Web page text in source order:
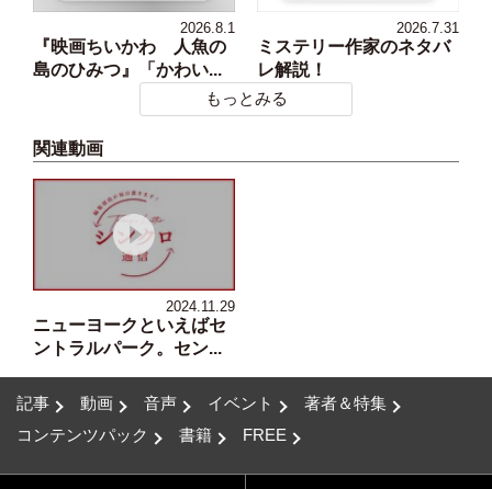
2026.8.1
『映画ちいかわ 人魚の
島のひみつ』「かわい...
2026.7.31
ミステリー作家のネタバ
レ解説！
もっとみる
関連動画
2024.11.29
ニューヨークといえばセ
ントラルパーク。セン...
記事 動画 音声 イベント
著者＆特集
コンテンツパック
書籍 FREE